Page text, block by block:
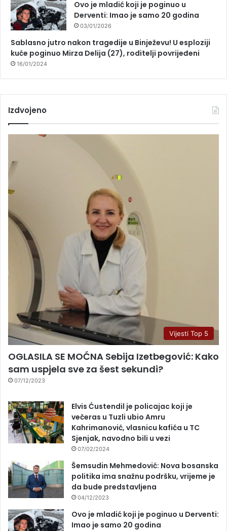
Ovo je mladić koji je poginuo u
Derventi: Imao je samo 20 godina
03/01/2026
Sablasno jutro nakon tragedije u Binježevu! U esploziji
kuće poginuo Mirza Delija (27), roditelji povrijeđeni
16/01/2024
Izdvojeno
Vijesti Top 5
OGLASILA SE MOĆNA Sebija Izetbegović: Kako
sam uspjela sve za šest sekundi?
07/12/2023
Elvis Ćustendil je policajac koji je
večeras u Tuzli ubio Amru
Kahrimanović, vlasnicu kafića u TC
Sjenjak, navodno bili u vezi
07/02/2024
Šemsudin Mehmedović: Nova bosanska
politika ima snažnu podršku, vrijeme je
da bude predstavljena
04/12/2023
Ovo je mladić koji je poginuo u Derventi:
Imao je samo 20 godina